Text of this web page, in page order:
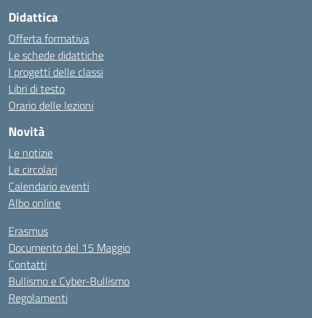
Didattica
Offerta formativa
Le schede didattiche
I progetti delle classi
Libri di testo
Orario delle lezioni
Novità
Le notizie
Le circolari
Calendario eventi
Albo online
Erasmus
Documento del 15 Maggio
Contatti
Bullismo e Cyber-Bullismo
Regolamenti